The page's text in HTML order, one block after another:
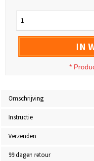
1
IN
*
Omschrijving
Instructie
Verzenden
99 dagen retour